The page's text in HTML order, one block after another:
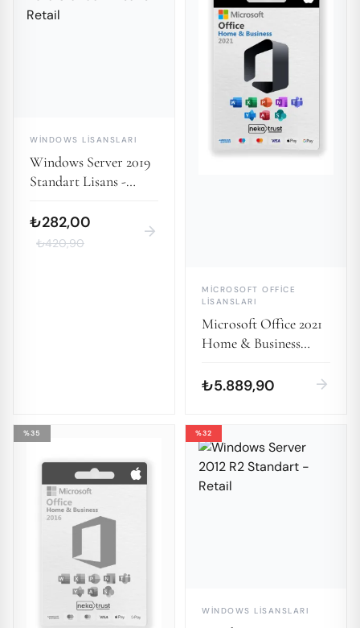
WINDOWS LISANSLARI
Windows Server 2019
Standart Lisans -
₺282,00
₺420,90
arrow_forward
MICROSOFT OFFICE
LISANSLARI
Microsoft Office 2021
Home & Business
Lisans
₺5.889,90 arrow_forward
%35 %32
WINDOWS LISANSLARI